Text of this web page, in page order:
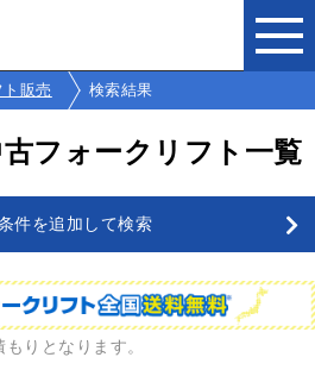
販売 検索結果
フォークリフト一覧
件を追加して検索
りとなります。